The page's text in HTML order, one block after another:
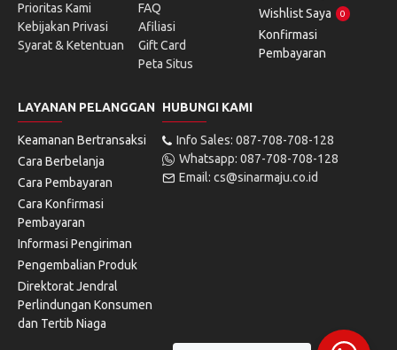
Prioritas Kami
Kebijakan Privasi
Syarat & Ketentuan
FAQ
Afiliasi
Gift Card
Peta Situs
Wishlist Saya
0
Konfirmasi
Pembayaran
LAYANAN PELANGGAN
Keamanan Bertransaksi
Cara Berbelanja
Cara Pembayaran
Cara Konfirmasi
Pembayaran
Informasi Pengiriman
Pengembalian Produk
Direktorat Jendral
Perlindungan Konsumen
dan Tertib Niaga
HUBUNGI KAMI
Info Sales: 087-708-708-128
Whatsapp: 087-708-708-128
Email: cs@sinarmaju.co.id